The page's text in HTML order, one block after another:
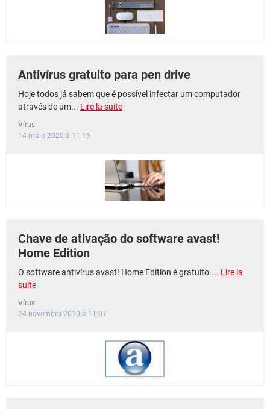
Antivírus gratuito para pen drive
Hoje todos já sabem que é possível infectar um computador
através de um... Lire la suite
Vírus
14 maio 2020 à 11:15
Chave de ativação do software avast!
Home Edition
O software antivírus avast! Home Edition é gratuito.... Lire la
suite
Vírus
24 novembro 2010 à 11:07